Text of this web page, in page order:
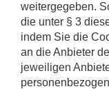
weitergegeben.
die unter § 3
indem Sie die
an die Anbieter
jeweiligen